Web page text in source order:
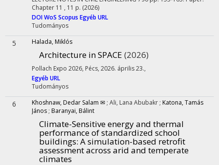
Chapter 11 , 11 p. (2026)
DOIWoS Scopus Egyéb URL
Tudományos
5 Halada, Miklós
Architecture in SPACE (2026)
Pollach Expo 2026, Pécs, 2026. április 23.,
Egyéb URL
Tudományos
6 Khoshnaw, Dedar Salam ✉ ; Ali, Lana Abubakr ; Katona, Tamás
János ; Baranyai, Bálint
Climate-Sensitive energy and thermal
performance of standardized school
buildings: A simulation-based retrofit
assessment across arid and temperate
climates